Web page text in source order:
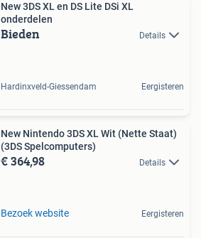
New 3DS XL en DS Lite DSi XL
onderdelen
Bieden Details
Hardinxveld-Giessendam Eergisteren
New Nintendo 3DS XL Wit (Nette Staat)
(3DS Spelcomputers)
€ 364,98 Details
Bezoek website Eergisteren